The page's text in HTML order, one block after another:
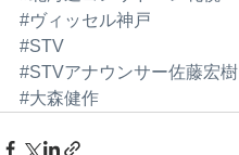
#ヴィッセル神戸
#STV
#STVアナウンサー佐藤宏樹
#大森健作